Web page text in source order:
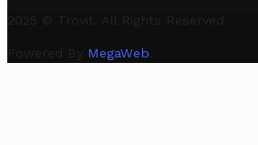
2025 © Trovit. All Rights Reserved.
Powered By MegaWeb